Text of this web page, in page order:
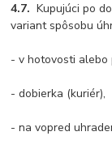
4.7. Kupujúci po
variant spôsobu
- v hotovosti alebo
- dobierka (kuriér),
- na vopred